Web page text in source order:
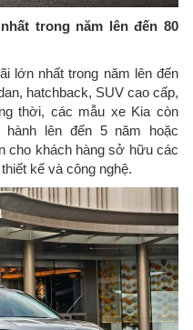
trong năm lên đến 80
lớn nhất trong năm lên đến
hatchback, SUV cao cấp,
thời, các mẫu xe Kia còn
lên đến 5 năm hoặc
cho khách hàng sở hữu các
kế và công nghệ.